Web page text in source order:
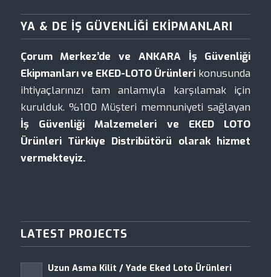
YA & DE İŞ GÜVENLIĞI EKIPMANLARI
Çorum Merkez’de ve ANKARA İş Güvenliği
Ekipmanları ve EKED-LOTO Ürünleri konusunda
ihtiyaçlarınızı tam anlamıyla karşılamak için
kurulduk. %100 Müşteri memnuniyeti sağlayan
İş Güvenliği Malzemeleri ve EKED LOTO
Ürünleri Türkiye Distribütörü olarak hizmet
vermekteyiz.
LATEST PROJECTS
Uzun Asma Kilit / Yade Eked Loto Ürünleri